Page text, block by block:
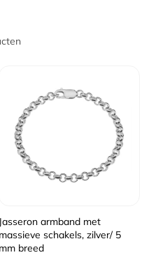
Jasseron armband met
massieve schakels, zilver/ 5
mm breed